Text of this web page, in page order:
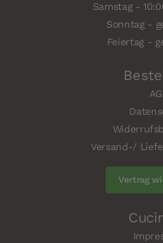
Samstag -
Sonntag -
Feiertag -
Versand-/
Vertrag